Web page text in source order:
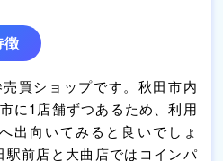
徴
買ショップです。秋田市内
に1店舗ずつあるため、利用
出向いてみると良いでしょ
駅前店と大曲店ではコインパ